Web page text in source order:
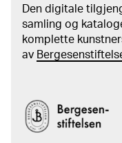
Den digitale
samling og
komplette
av